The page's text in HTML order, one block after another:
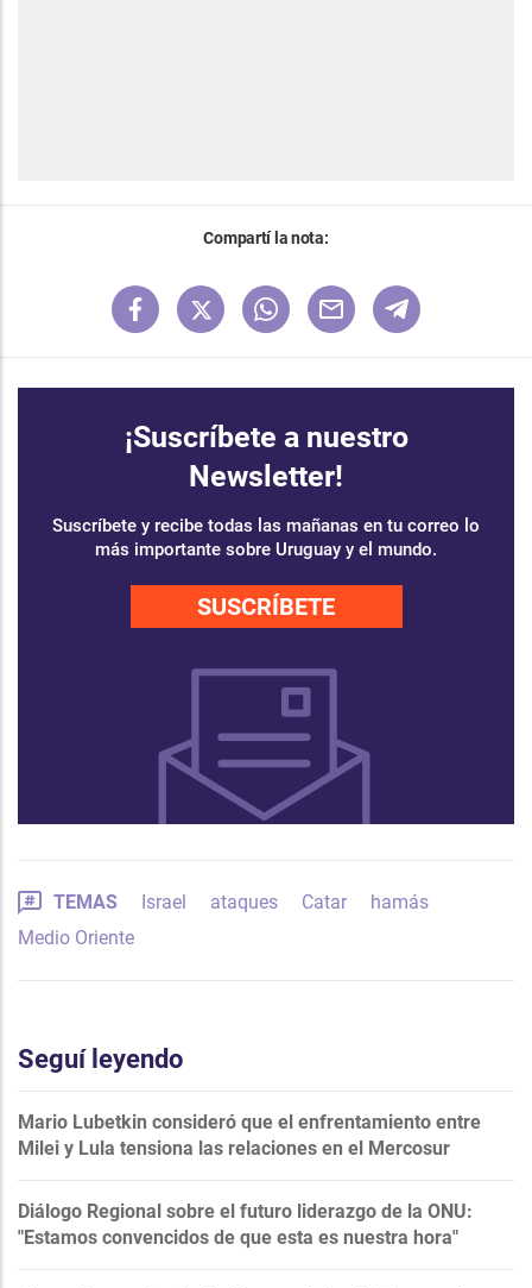
Compartí la nota:
¡Suscríbete a nuestro
Newsletter!
Suscríbete y recibe todas las mañanas en tu correo lo
más importante sobre Uruguay y el mundo.
SUSCRÍBETE
TEMAS Israel ataques Catar
hamás
Medio Oriente
Seguí leyendo
Mario Lubetkin consideró que el enfrentamiento entre
Milei y Lula tensiona las relaciones en el Mercosur
Diálogo Regional sobre el futuro liderazgo de la ONU:
"Estamos convencidos de que esta es nuestra hora"